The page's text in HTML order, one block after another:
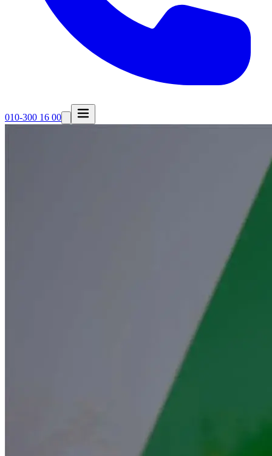
010-300 16 00